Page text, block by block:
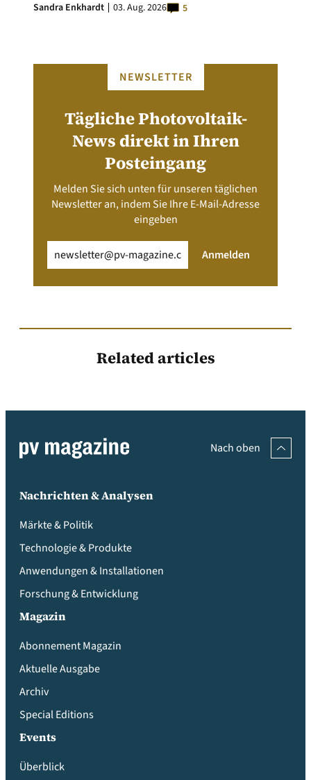
Sandra Enkhardt 03. Aug. 2026 5
NEWSLETTER
Tägliche Photovoltaik-
News direkt in Ihren
Posteingang
Melden Sie sich unten für unseren täglichen
Newsletter an, indem Sie Ihre E-Mail-Adresse
eingeben
(erforderlich) Anmelden
Related articles
Nach oben
Nachrichten & Analysen
Märkte & Politik
Technologie & Produkte
Anwendungen & Installationen
Forschung & Entwicklung
Magazin
Abonnement Magazin
Aktuelle Ausgabe
Archiv
Special Editions
Events
Überblick